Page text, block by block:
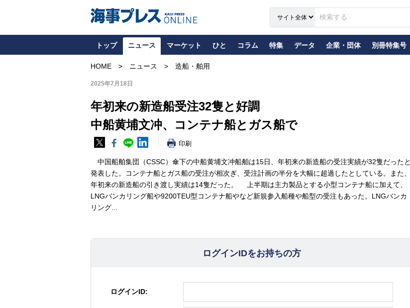
トップ ニュース マーケット ひと コラム 特集 データ 企業・団体 別冊特集号
HOME ニュース 造船・舶用
2025年7月18日
年初来の新造船受注32隻と好調
中船黄埔文冲、コンテナ船とガス船で
印刷
中国船舶集団（CSSC）傘下の中船黄埔文冲船舶は15日、年初来の新造船の受注実績が32隻だったと
発表した。コンテナ船とガス船の受注が相次ぎ、受注計画の半分を大幅に超過したとしている。また、
年初来の新造船の引き渡し実績は14隻だった。 上半期は主力製品とする小型コンテナ船に加えて、
LNGバンカリング船や9200TEU型コンテナ船やなど新規参入船種や船型の受注もあった。LNGバンカ
リング...
ログインIDをお持ちの方
ログインID: